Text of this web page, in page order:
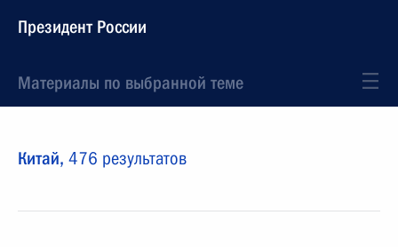
Президент России
Материалы по выбранной теме
Китай, 476 результатов